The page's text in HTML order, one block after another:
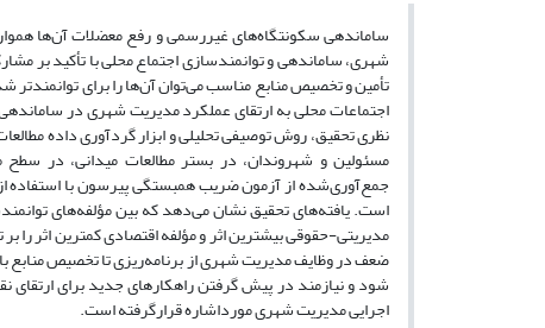
ساماندهی سکونتگاه‌های غیررسمی و رفع معضلات آن‌ها
شهری، ساماندهی و توانمندسازی اجتماع محلی با تأکید بر
تأمین و تخصیص منابع مناسب می‌توان آن‌ها را برای
اجتماعات محلی به ارتقای عملکرد مدیریت شهری در
نظری تحقیق، روش توصیفی تحلیلی و ابزار گردآوری داده
مسئولین و شهروندان، در بستر مطالعات میدانی، در
است. یافته‌های تحقیق نشان می‌دهد که بین مؤلفه‌های
مدیریتی-حقوقی بیشترین اثر و مؤلفه اقتصادی کمترین اثر را
ضعف در وظایف مدیریت شهری از برنامه‌ریزی تا تخصیص
شود و نیازمند در پیش گرفتن راهکارهای جدید برای
اجرایی مدیریت شهری مورداشاره قرارگرفته است.